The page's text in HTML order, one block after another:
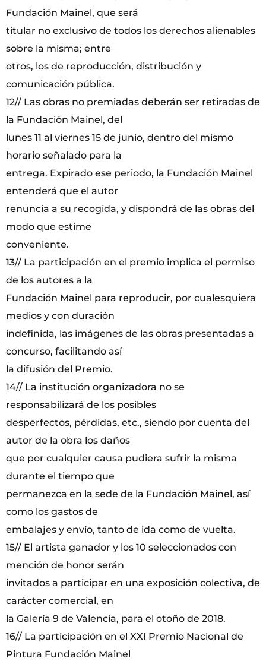
Fundación Mainel, que será
titular no exclusivo de todos los derechos alienables
sobre la misma; entre
otros, los de reproducción, distribución y
comunicación pública.
12// Las obras no premiadas deberán ser retiradas de
la Fundación Mainel, del
lunes 11 al viernes 15 de junio, dentro del mismo
horario señalado para la
entrega. Expirado ese periodo, la Fundación Mainel
entenderá que el autor
renuncia a su recogida, y dispondrá de las obras del
modo que estime
conveniente.
13// La participación en el premio implica el permiso
de los autores a la
Fundación Mainel para reproducir, por cualesquiera
medios y con duración
indefinida, las imágenes de las obras presentadas a
concurso, facilitando así
la difusión del Premio.
14// La institución organizadora no se
responsabilizará de los posibles
desperfectos, pérdidas, etc., siendo por cuenta del
autor de la obra los daños
que por cualquier causa pudiera sufrir la misma
durante el tiempo que
permanezca en la sede de la Fundación Mainel, así
como los gastos de
embalajes y envío, tanto de ida como de vuelta.
15// El artista ganador y los 10 seleccionados con
mención de honor serán
invitados a participar en una exposición colectiva, de
carácter comercial, en
la Galería 9 de Valencia, para el otoño de 2018.
16// La participación en el XXI Premio Nacional de
Pintura Fundación Mainel